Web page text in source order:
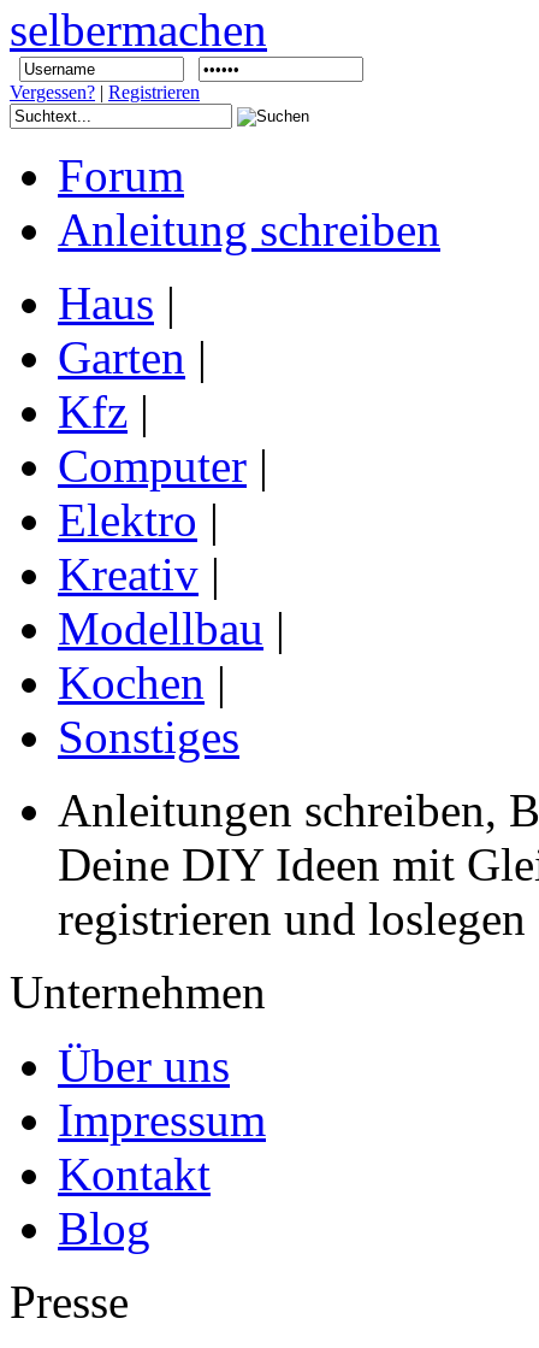
Vergessen? | Registrieren
Forum
Anleitung schreiben
Haus |
Garten |
Kfz |
Computer |
Elektro |
Kreativ |
Modellbau |
Kochen |
Sonstiges
Anleitungen schreiben,
Deine DIY Ideen mit
registrieren und loslegen
Unternehmen
Über uns
Impressum
Kontakt
Blog
Presse